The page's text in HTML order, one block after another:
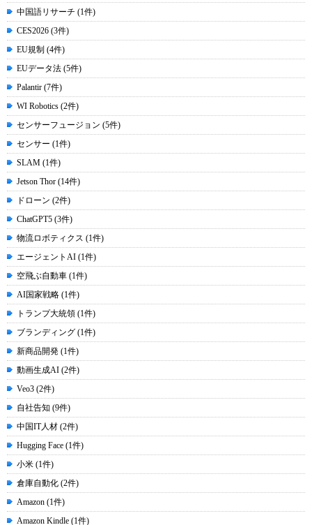
中国語リサーチ (1件)
CES2026 (3件)
EU規制 (4件)
EUデータ法 (5件)
Palantir (7件)
WI Robotics (2件)
センサーフュージョン (5件)
センサー (1件)
SLAM (1件)
Jetson Thor (14件)
ドローン (2件)
ChatGPT5 (3件)
物流ロボティクス (1件)
エージェントAI (1件)
空飛ぶ自動車 (1件)
AI国家戦略 (1件)
トランプ大統領 (1件)
ブランディング (1件)
新商品開発 (1件)
動画生成AI (2件)
Veo3 (2件)
自社告知 (9件)
中国IT人材 (2件)
Hugging Face (1件)
小米 (1件)
倉庫自動化 (2件)
Amazon (1件)
Amazon Kindle (1件)